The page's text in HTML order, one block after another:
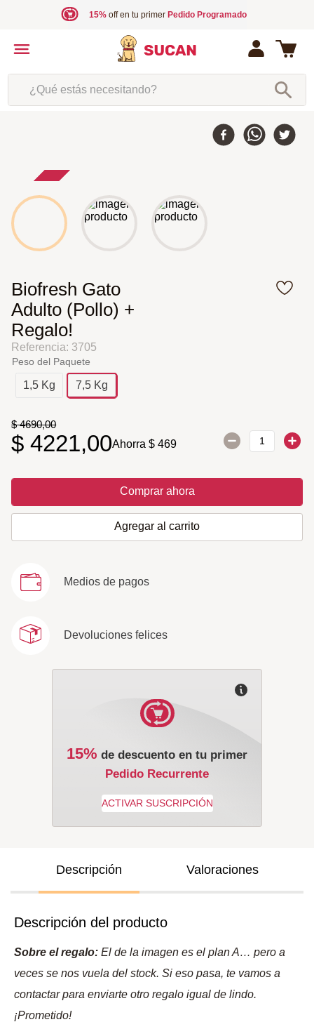
15%off en tu primer Pedido Programado
¿Qué estás necesitando?
-10 %
Biofresh Gato
Adulto (Pollo) +
Regalo!
Referencia: 3705
Peso del Paquete
1,5 Kg 7,5 Kg
$ 4690,00
$ 4221,00Ahorra$ 469
Comprar ahora
Agregar al carrito
Medios de pagos
Devoluciones felices
15% de descuento en tu primer
Pedido Recurrente
Descripción Valoraciones
Descripción del producto
Sobre el regalo: El de la imagen es el plan A… pero a
veces se nos vuela del stock. Si eso pasa, te vamos a
contactar para enviarte otro regalo igual de lindo.
¡Prometido!